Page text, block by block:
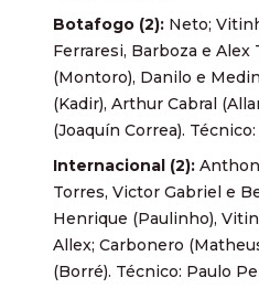
Botafogo (2): Neto;
Ferraresi, Barboza e Alex
(Montoro), Danilo e
(Kadir), Arthur Cabral
(Joaquín Correa).
Internacional (2):
Torres, Victor Gabriel e
Henrique (Paulinho),
Allex; Carbonero
(Borré). Técnico: Paulo